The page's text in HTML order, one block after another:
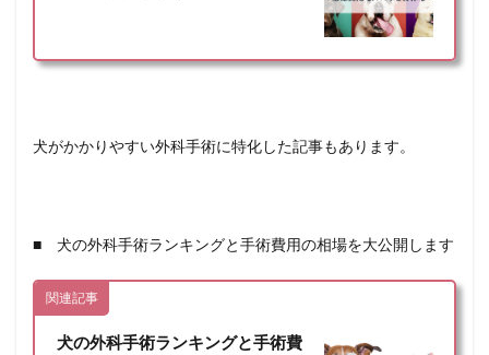
犬がかかりやすい外科手術に特化した記事もあります。
■ 犬の外科手術ランキングと手術費用の相場を大公開します
関連記事
犬の外科手術ランキングと手術費